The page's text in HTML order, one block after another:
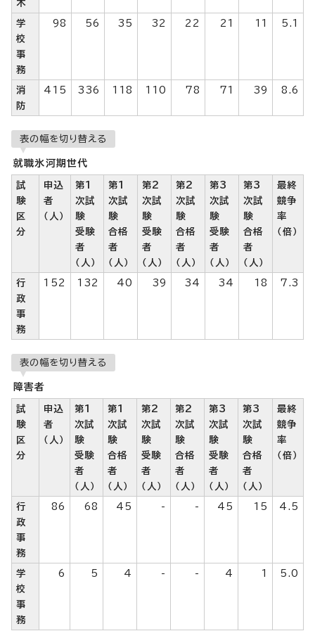
木
学
校
事
務
98 56 35 32 22 21 11 5.1
消
防
415 336 118 110 78 71 39 8.6
表の幅を切り替える
就職氷河期世代
試
験
区
分
申込
者
（人）
第1
次試
験
受験
者
（人）
第1
次試
験
合格
者
（人）
第2
次試
験
受験
者
（人）
第2
次試
験
合格
者
（人）
第3
次試
験
受験
者
（人）
第3
次試
験
合格
者
（人）
最終
競争
率
（倍）
行
政
事
務
152 132 40 39 34 34 18 7.3
表の幅を切り替える
障害者
試
験
区
分
申込
者
（人）
第1
次試
験
受験
者
（人）
第1
次試
験
合格
者
（人）
第2
次試
験
受験
者
（人）
第2
次試
験
合格
者
（人）
第3
次試
験
受験
者
（人）
第3
次試
験
合格
者
（人）
最終
競争
率
（倍）
行
政
事
務
86 68 45 - - 45 15 4.5
学
校
事
務
6 5 4 - - 4 1 5.0